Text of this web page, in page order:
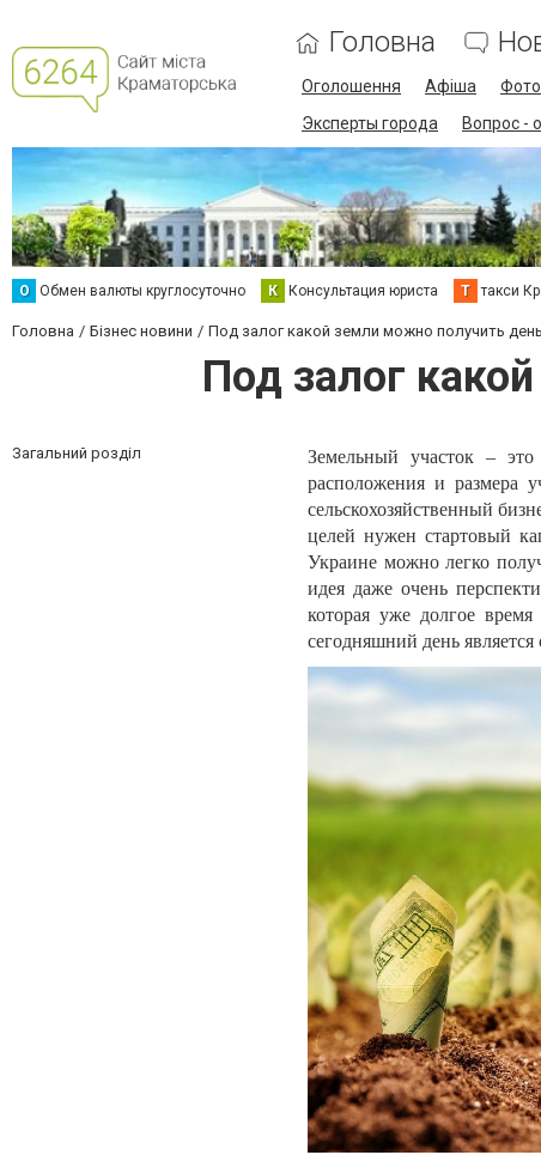
Головна
Оголошення Афіша
Эксперты города
Вопрос -
О Обмен валюты круглосуточно К Консультация юриста Т такси
Головна Бізнес новини Под залог какой земли можно получить
Под залог
Загальний розділ
Земельный участок –
расположения и размера
сельскохозяйственный
целей нужен стартовый
Украине можно легко
идея даже очень
которая уже долгое
сегодняшний день